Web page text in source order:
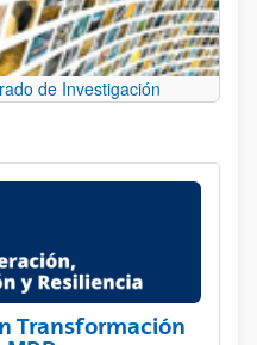
de Investigación
Transformación